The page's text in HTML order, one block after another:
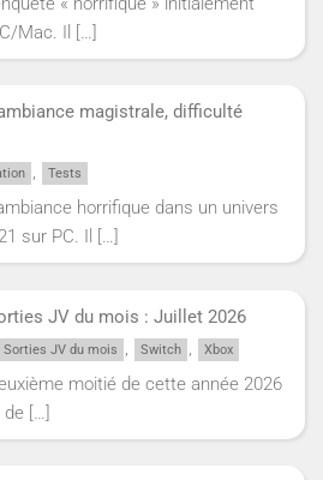
Mac. Il […]
magistrale, difficulté
, Tests
horrifique dans un univers
sur PC. Il
[…]
JV du mois : Juillet 2026
Sorties JV du mois , Switch , Xbox
moitié de cette année 2026
[…]